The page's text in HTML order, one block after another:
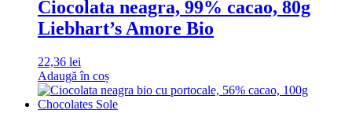
Ciocolata neagra, 99% cacao, 80g
Liebhart’s Amore Bio
22,36 lei
Adaugă în coș